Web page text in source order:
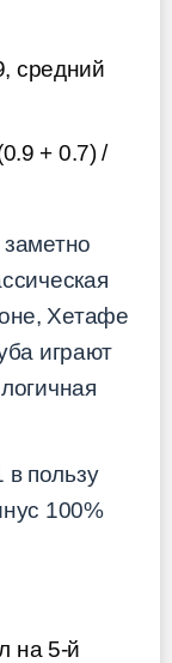
средний
+ 0.7) /
Хетафе
играют
в пользу
100%
на 5-й